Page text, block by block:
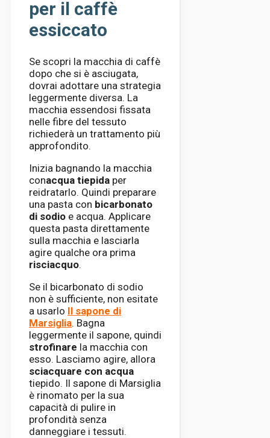
per il caffè
essiccato
Se scopri la macchia di caffè
dopo che si è asciugata,
dovrai adottare una strategia
leggermente diversa. La
macchia essendosi fissata
nelle fibre del tessuto
richiederà un trattamento più
approfondito.
Inizia bagnando la macchia
conacqua tiepida per
reidratarlo. Quindi preparare
una pasta con bicarbonato
di sodio e acqua. Applicare
questa pasta direttamente
sulla macchia e lasciarla
agire qualche ora prima
risciacquo.
Se il bicarbonato di sodio
non è sufficiente, non esitate
a usarlo Il sapone di
Marsiglia. Bagna
leggermente il sapone, quindi
strofinare la macchia con
esso. Lasciamo agire, allora
sciacquare con acqua
tiepido. Il sapone di Marsiglia
è rinomato per la sua
capacità di pulire in
profondità senza
danneggiare i tessuti.